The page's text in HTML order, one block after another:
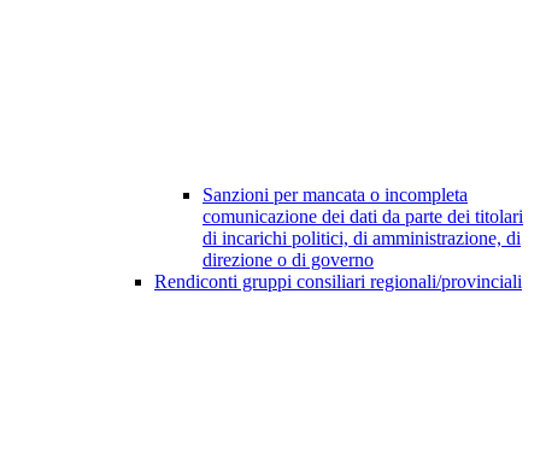
Sanzioni per mancata o incompleta
comunicazione dei dati da parte dei titolari
di incarichi politici, di amministrazione, di
direzione o di governo
Rendiconti gruppi consiliari regionali/provinciali